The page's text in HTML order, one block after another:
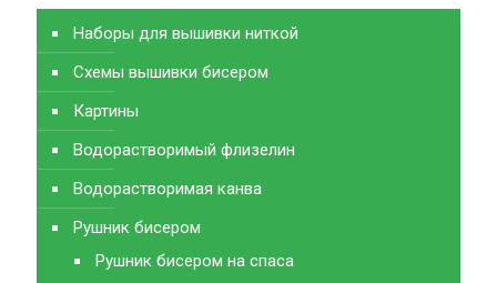
Наборы для вышивки ниткой
Схемы вышивки бисером
Картины
Водорастворимый флизелин
Водорастворимая канва
Рушник бисером
Рушник бисером на спаса